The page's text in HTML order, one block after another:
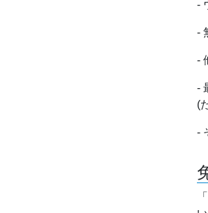
-
-
-
-
(
-